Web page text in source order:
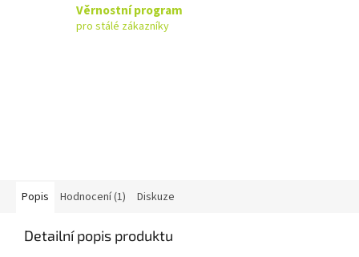
Věrnostní program
pro stálé zákazníky
Popis Hodnocení (1) Diskuze
Detailní popis produktu